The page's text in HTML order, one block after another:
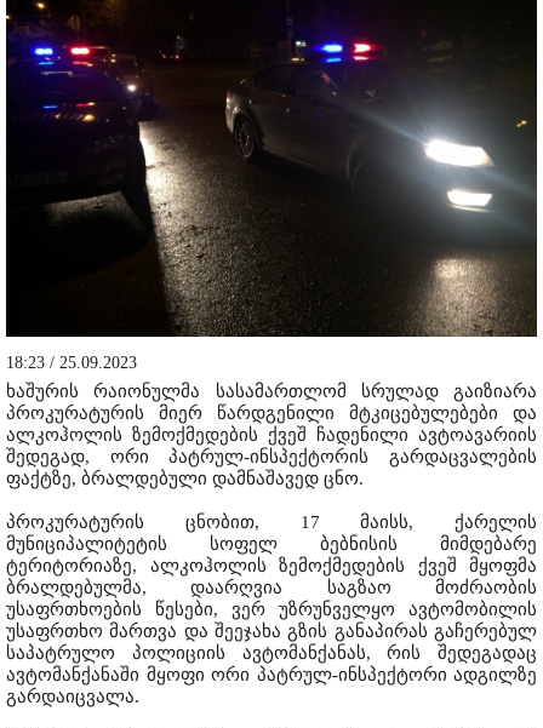
18:23 / 25.09.2023
ხაშურის რაიონულმა სასამართლომ სრულად გაიზიარა
პროკურატურის მიერ წარდგენილი მტკიცებულებები და
ალკოჰოლის ზემოქმედების ქვეშ ჩადენილი ავტოავარიის
შედეგად, ორი პატრულ-ინსპექტორის გარდაცვალების
ფაქტზე, ბრალდებული დამნაშავედ ცნო.
პროკურატურის ცნობით, 17 მაისს, ქარელის
მუნიციპალიტეტის სოფელ ბებნისის მიმდებარე
ტერიტორიაზე, ალკოჰოლის ზემოქმედების ქვეშ მყოფმა
ბრალდებულმა, დაარღვია საგზაო მოძრაობის
უსაფრთხოების წესები, ვერ უზრუნველყო ავტომობილის
უსაფრთხო მართვა და შეეჯახა გზის განაპირას გაჩერებულ
საპატრულო პოლიციის ავტომანქანას, რის შედეგადაც
ავტომანქანაში მყოფი ორი პატრულ-ინსპექტორი ადგილზე
გარდაიცვალა.